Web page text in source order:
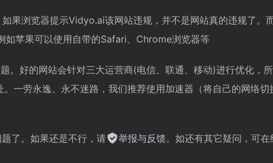
果浏览器提示Vidyo.ai该网站违规，并不是网站真的违规了
如苹果可以使用自带的Safari、Chrome浏览器等
。好的网站会针对三大运营商(电信、联通、移动)进行优化，
一劳永逸、永不迷路，我们推荐使用加速器（将自己的网络
了。如果还是不行，请 举报与反馈。如还有其它疑问，可在